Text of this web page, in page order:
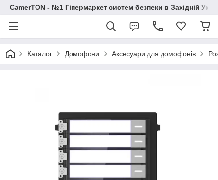
CamerTON - №1 Гіпермаркет систем безпеки в Західній
Каталог Домофони Аксесуари для домофонів